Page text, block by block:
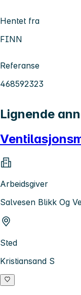
Hentet fra
FINN
Referanse
468592323
Lignende
Arbeidsgiver
Salvesen Blikk Og
Sted
Kristiansand S